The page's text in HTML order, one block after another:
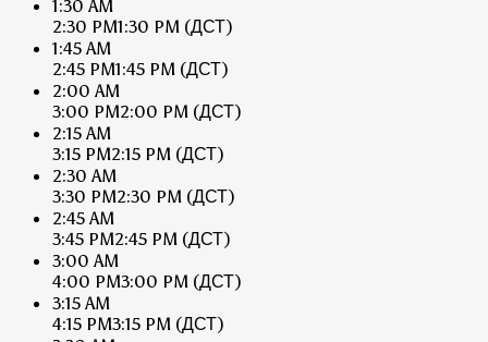
1:30 AM
2:30 PM1:30 PM (ДСТ)
1:45 AM
2:45 PM1:45 PM (ДСТ)
2:00 AM
3:00 PM2:00 PM (ДСТ)
2:15 AM
3:15 PM2:15 PM (ДСТ)
2:30 AM
3:30 PM2:30 PM (ДСТ)
2:45 AM
3:45 PM2:45 PM (ДСТ)
3:00 AM
4:00 PM3:00 PM (ДСТ)
3:15 AM
4:15 PM3:15 PM (ДСТ)